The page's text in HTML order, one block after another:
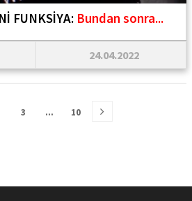
FUNKSİYA: Bundan sonra...
24.04.2022
3 … 10